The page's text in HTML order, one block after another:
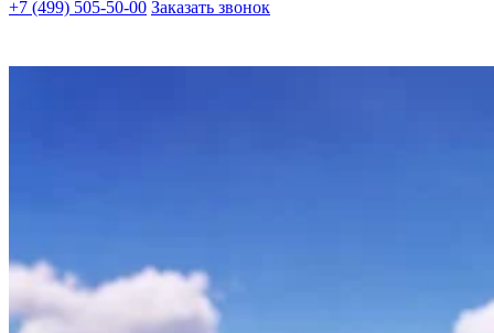
+7 (499) 505-50-00 Заказать звонок